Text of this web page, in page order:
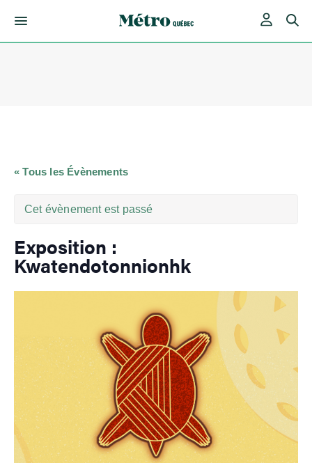
« Tous les Évènements
Cet évènement est passé
Exposition :
Kwatendotonnionhk